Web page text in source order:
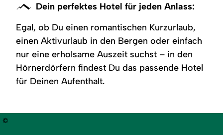
Dein perfektes Hotel für jeden Anlass:
Egal, ob Du einen romantischen Kurzurlaub,
einen Aktivurlaub in den Bergen oder einfach
nur eine erholsame Auszeit suchst – in den
Hörnerdörfern findest Du das passende Hotel
für Deinen Aufenthalt.
©